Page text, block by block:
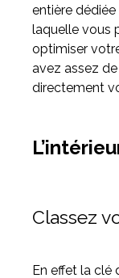
entière
laquelle vous
optimiser
avez assez
directement
Classez
En effet la clé